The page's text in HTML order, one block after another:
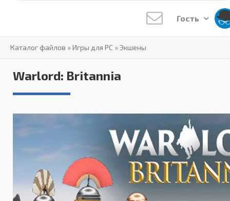
Гость
Каталог файлов »Игры для PC »Экшены
Warlord: Britannia